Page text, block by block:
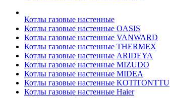
Котлы газовые настенные
Котлы газовые настенные OASIS
Котлы газовые настенные VANWARD
Котлы газовые настенные THERMEX
Котлы газовые настенные ARIDEYA
Котлы газовые настенные MIZUDO
Котлы газовые настенные MIDEA
Котлы газовые настенные KOTITONTTU
Котлы газовые настенные Haier